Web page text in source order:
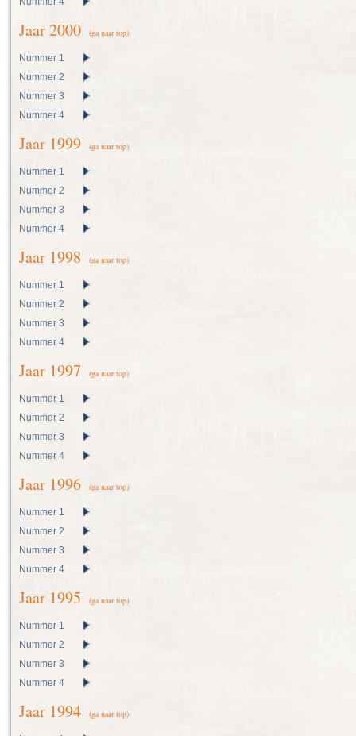
Jaar 2000 (ga naar top)
Nummer 1
Nummer 2
Nummer 3
Nummer 4
Jaar 1999 (ga naar top)
Nummer 1
Nummer 2
Nummer 3
Nummer 4
Jaar 1998 (ga naar top)
Nummer 1
Nummer 2
Nummer 3
Nummer 4
Jaar 1997 (ga naar top)
Nummer 1
Nummer 2
Nummer 3
Nummer 4
Jaar 1996 (ga naar top)
Nummer 1
Nummer 2
Nummer 3
Nummer 4
Jaar 1995 (ga naar top)
Nummer 1
Nummer 2
Nummer 3
Nummer 4
Jaar 1994 (ga naar top)